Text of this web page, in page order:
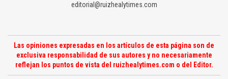
editorial@ruizhealytimes.com
Las opiniones expresadas en los artículos de esta página son de
exclusiva responsabilidad de sus autores y no necesariamente
reflejan los puntos de vista del ruizhealytimes.com o del Editor.